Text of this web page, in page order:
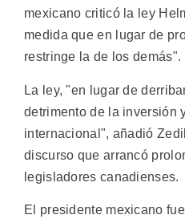
mexicano criticó la ley
medida que en lugar de
restringe la de los demás".
La ley, "en lugar de
detrimento de la inversión
internacional", añadió
discurso que arrancó
legisladores canadienses.
El presidente mexicano